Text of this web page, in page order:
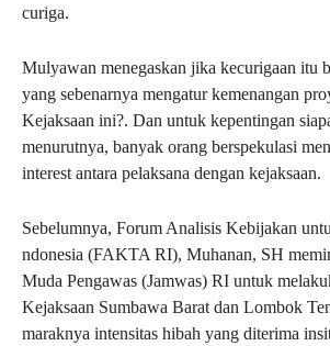
curiga.
Mulyawan menegaskan jika kecurigaan itu
yang sebenarnya mengatur kemenangan
Kejaksaan ini?. Dan untuk kepentingan
menurutnya, banyak orang berspekulasi
interest antara pelaksana dengan kejaksaan.
Sebelumnya, Forum Analisis Kebijakan
ndonesia (FAKTA RI), Muhanan, SH
Muda Pengawas (Jamwas) RI untuk
Kejaksaan Sumbawa Barat dan Lombok
maraknya intensitas hibah yang diterima